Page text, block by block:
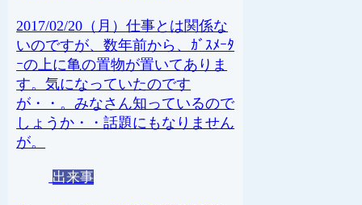
2017/02/20（月）仕事とは関係な
いのですが、数年前から、ｶﾞｽﾒｰﾀ
ｰの上に亀の置物が置いてありま
す。気になっていたのです
が・・。みなさん知っているので
しょうか・・話題にもなりません
が。
出来事